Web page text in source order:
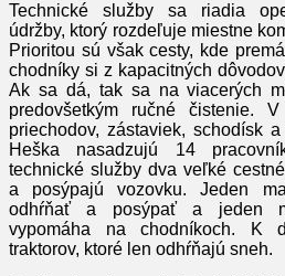
Technické služby sa riadia
údržby, ktorý rozdeľuje miestne
Prioritou sú však cesty, kde
chodníky si z kapacitných
Ak sa dá, tak sa na viacerých
predovšetkým ručné čistenie.
priechodov, zástaviek, schodísk
Heška nasadzujú 14
technické služby dva veľké
a posýpajú vozovku. Jeden
odhŕňať a posýpať a jeden
vypomáha na chodníkoch. K
traktorov, ktoré len odhŕňajú sneh.